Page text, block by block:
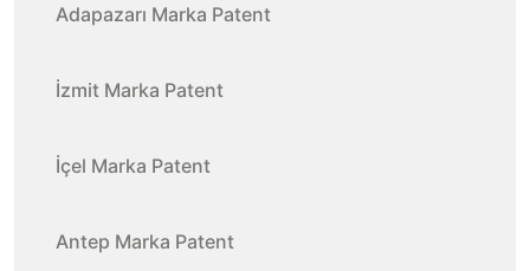
Adapazarı Marka Patent
İzmit Marka Patent
İçel Marka Patent
Antep Marka Patent